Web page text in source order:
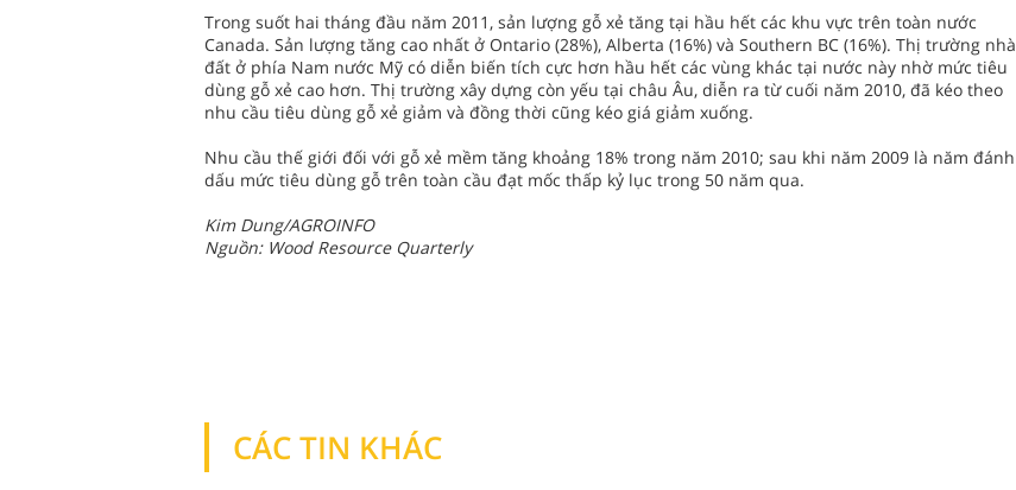
Trong suốt hai tháng đầu năm 2011, sản lượng gỗ xẻ tăng tại hầu hết các khu vực trên toàn nước
Canada. Sản lượng tăng cao nhất ở Ontario (28%), Alberta (16%) và Southern BC (16%). Thị trường nhà
đất ở phía Nam nước Mỹ có diễn biến tích cực hơn hầu hết các vùng khác tại nước này nhờ mức tiêu
dùng gỗ xẻ cao hơn. Thị trường xây dựng còn yếu tại châu Âu, diễn ra từ cuối năm 2010, đã kéo theo
nhu cầu tiêu dùng gỗ xẻ giảm và đồng thời cũng kéo giá giảm xuống.
Nhu cầu thế giới đối với gỗ xẻ mềm tăng khoảng 18% trong năm 2010; sau khi năm 2009 là năm đánh
dấu mức tiêu dùng gỗ trên toàn cầu đạt mốc thấp kỷ lục trong 50 năm qua.
Kim Dung/AGROINFO
Nguồn: Wood Resource Quarterly
CÁC TIN KHÁC